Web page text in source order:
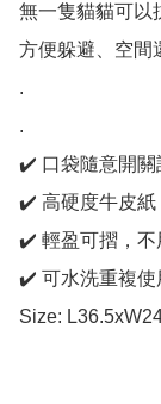
無一隻貓貓可以
方便躲避、空間
.
.
✔️ 口袋隨意開關
✔️ 高硬度牛皮紙
✔️ 輕盈可摺，不
✔️ 可水洗重複使
Size: